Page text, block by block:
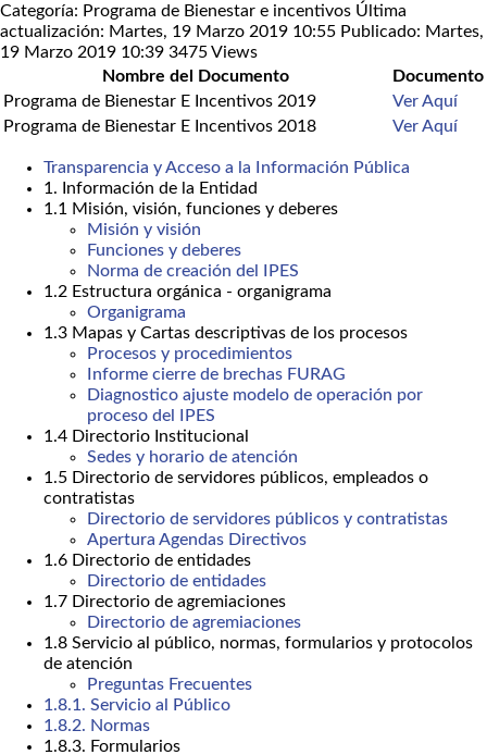
Categoría: Programa de Bienestar e incentivos Última
actualización: Martes, 19 Marzo 2019 10:55 Publicado: Martes,
19 Marzo 2019 10:39 3475 Views
Nombre del Documento
Documento
Programa de Bienestar E Incentivos 2019
Ver Aquí
Programa de Bienestar E Incentivos 2018
Ver Aquí
Transparencia y Acceso a la Información Pública
1. Información de la Entidad
1.1 Misión, visión, funciones y deberes
Misión y visión
Funciones y deberes
Norma de creación del IPES
1.2 Estructura orgánica - organigrama
Organigrama
1.3 Mapas y Cartas descriptivas de los procesos
Procesos y procedimientos
Informe cierre de brechas FURAG
Diagnostico ajuste modelo de operación por
proceso del IPES
1.4 Directorio Institucional
Sedes y horario de atención
1.5 Directorio de servidores públicos, empleados o
contratistas
Directorio de servidores públicos y contratistas
Apertura Agendas Directivos
1.6 Directorio de entidades
Directorio de entidades
1.7 Directorio de agremiaciones
Directorio de agremiaciones
1.8 Servicio al público, normas, formularios y protocolos
de atención
Preguntas Frecuentes
1.8.1. Servicio al Público
1.8.2. Normas
1.8.3. Formularios